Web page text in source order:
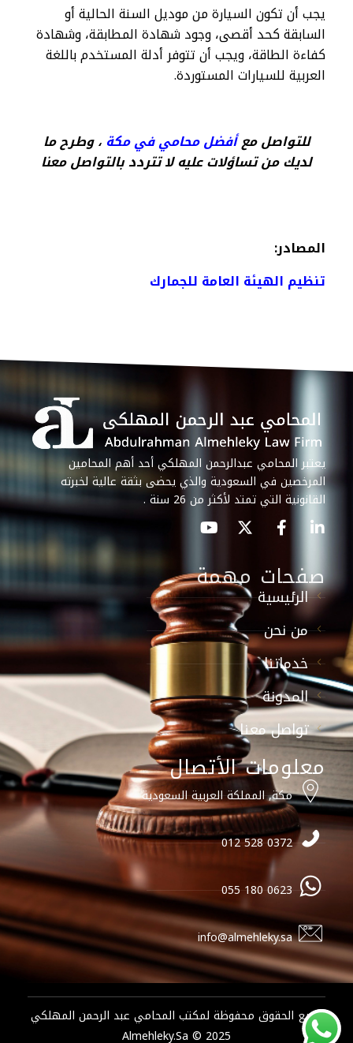
يجب أن تكون السيارة من موديل السنة الحالية أو
السابقة كحد أقصى، وجود شهادة المطابقة، وشهادة
كفاءة الطاقة، ويجب أن تتوفر أدلة المستخدم باللغة
العربية للسيارات المستوردة.
للتواصل معأفضل محامي في مكة ، وطرح ما
لديك من تساؤلات عليه لا تتردد بالتواصل معنا
المصادر:
تنظيم الهيئة العامة للجمارك
يعتبر المحامي عبدالرحمن المهلكي أحد أهم المحامين
المرخصين في السعودية والذي يحضى بثقة عالية لخبرته
القانونية التي تمتد لأكثر من 26 سنة .
صفحات مهمة
الرئيسية
من نحن
خدماتنا
المدونة
تواصل معنا
معلومات الأتصال
مكة, المملكة العربية السعودية
0372 528 012
0623 180 055
info@almehleky.sa
جميع الحقوق محفوظة لمكتب المحامي عبد الرحمن المهلكي
2025 © Almehleky.sa